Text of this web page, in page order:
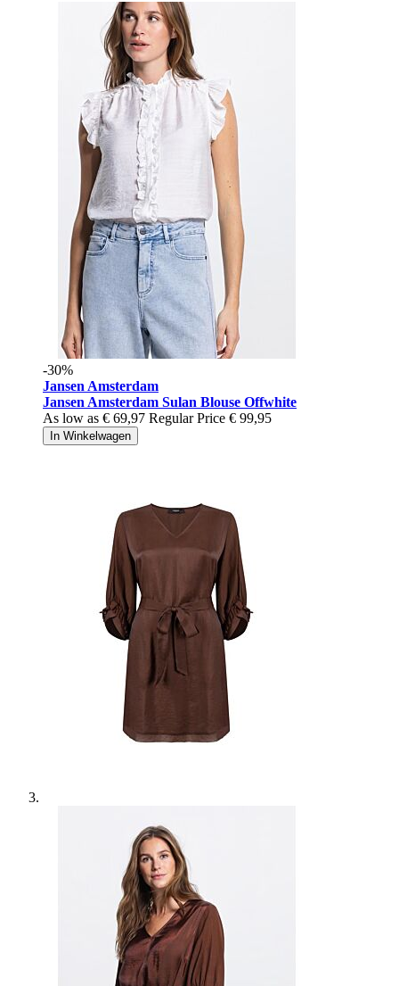
-30%
Jansen Amsterdam
Jansen Amsterdam Sulan Blouse Offwhite
As low as € 69,97 Regular Price € 99,95
In Winkelwagen